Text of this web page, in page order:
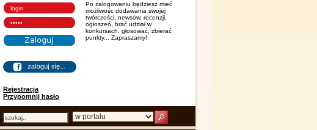
Rejestracja
Przypomnij hasło
Po zalogowaniu będziesz mieć
możliwośc dodawania swojej
twórczości, newsów, recenzji,
ogłoszeń, brać udział w
konkursach, głosować, zbierać
punkty... Zapraszamy!